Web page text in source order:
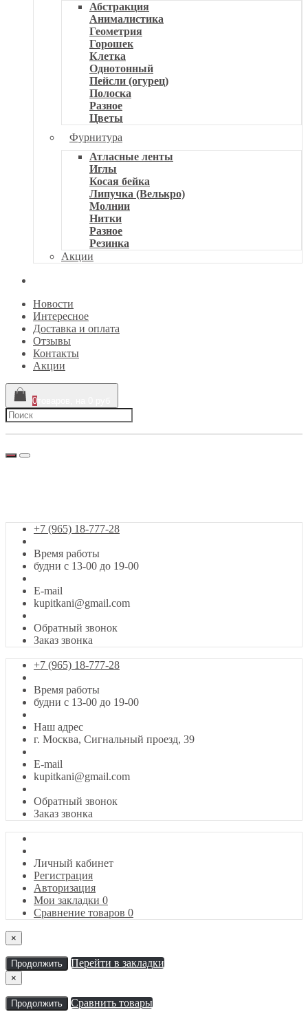
Абстракция
Анималистика
Геометрия
Горошек
Клетка
Однотонный
Пейсли (огурец)
Полоска
Разное
Цветы
Фурнитура
Атласные ленты
Иглы
Косая бейка
Липучка (Велькро)
Молнии
Нитки
Разное
Резинка
Акции
Новости
Интересное
Доставка и оплата
Отзывы
Контакты
Акции
0
+7 (965) 18-777-28
Время работы
будни с 13-00 до 19-00
E-mail
kupitkani@gmail.com
Обратный звонок
Заказ звонка
+7 (965) 18-777-28
Время работы
будни с 13-00 до 19-00
Наш адрес
г. Москва, Сигнальный проезд, 39
E-mail
kupitkani@gmail.com
Обратный звонок
Заказ звонка
Личный кабинет
Регистрация
Авторизация
Мои закладки 0
Сравнение товаров 0
×
Продолжить Перейти в закладки
×
Продолжить Сравнить товары